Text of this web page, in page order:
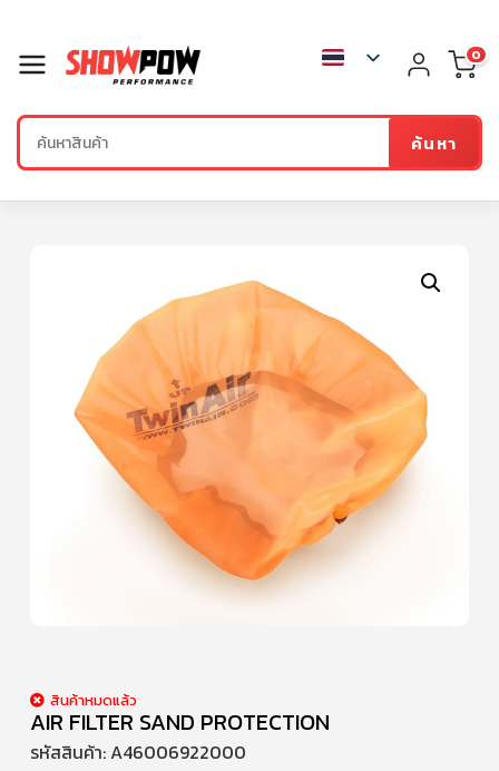
ค้นหา
0
สินค้าหมดแล้ว
AIR FILTER SAND PROTECTION
รหัสสินค้า:A46006922000